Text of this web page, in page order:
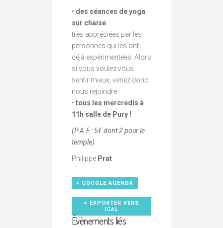
• des séances de yoga
sur chaise
très appréciées par les
personnes qui les ont
déjà expérimentées. Alors
si vous voulez vous
sentir mieux, venez donc
nous rejoindre
• tous les mercredis à
11h salle de Pury !
(P.A.F.: 5€ dont 2 pour le
temple)
Philippe Prat
+ GOOGLE AGENDA
+ EXPORTER VERS
ICAL
Évènements liés